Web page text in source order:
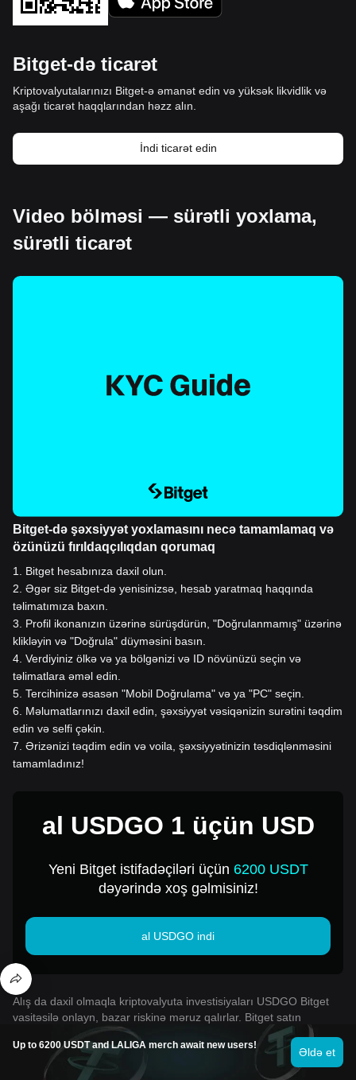
Bitget-də ticarət
Kriptovalyutalarınızı Bitget-ə əmanət edin və yüksək likvidlik və
aşağı ticarət haqqlarından həzz alın.
İndi ticarət edin
Video bölməsi — sürətli yoxlama,
sürətli ticarət
Bitget-də şəxsiyyət yoxlamasını necə tamamlamaq və
özünüzü fırıldaqçılıqdan qorumaq
1
Bitget hesabınıza daxil olun.
2 Əgər siz Bitget-də yenisinizsə, hesab yaratmaq haqqında
təlimatımıza baxın.
3
Profil ikonanızın üzərinə sürüşdürün, "Doğrulanmamış" üzərinə
klikləyin və "Doğrula" düyməsini basın.
4 Verdiyiniz ölkə və ya bölgənizi və ID növünüzü seçin və
təlimatlara əməl edin.
5 Tercihinizə əsasən "Mobil Doğrulama" və ya "PC" seçin.
6
Məlumatlarınızı daxil edin, şəxsiyyət vəsiqənizin surətini təqdim
edin və selfi çəkin.
7 Ərizənizi təqdim edin və voila, şəxsiyyətinizin təsdiqlənməsini
tamamladınız!
al USDGO 1 üçün USD
Yeni Bitget istifadəçiləri üçün 6200 USDT
dəyərində xoş gəlmisiniz!
al USDGO indi
Alış da daxil olmaqla kriptovalyuta investisiyaları USDGO Bitget
vasitəsilə onlayn, bazar riskinə məruz qalırlar. Bitget satın
almağın asan və rahat yollarını təqdim edir USDGO, və biz
birjada təklif etdiyimiz hər bir kriptovalyuta haqqında
istifadəçilərimizi tam məlumatlandırmaq üçün əlimizdən gələni
Up to 6200 USDT and LALIGA merch await new users!
Əldə et